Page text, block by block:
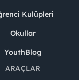
Kulüpleri
Okullar
YouthBlog
ARAÇLAR